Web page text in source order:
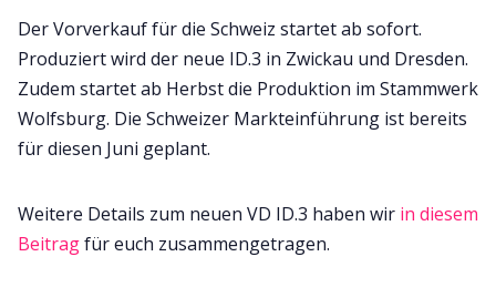
Der Vorverkauf für die Schweiz startet ab sofort.
Produziert wird der neue ID.3 in Zwickau und Dresden.
Zudem startet ab Herbst die Produktion im Stammwerk
Wolfsburg. Die Schweizer Markteinführung ist bereits
für diesen Juni geplant.
Weitere Details zum neuen VD ID.3 haben wir in diesem
Beitragfür euch zusammengetragen.